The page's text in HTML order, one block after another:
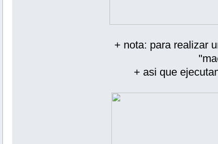
+ nota: para realizar
+ asi que